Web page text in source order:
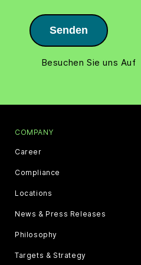
Senden
Besuchen Sie uns Auf
COMPANY
Career
Compliance
Locations
News & Press Releases
Philosophy
Targets & Strategy